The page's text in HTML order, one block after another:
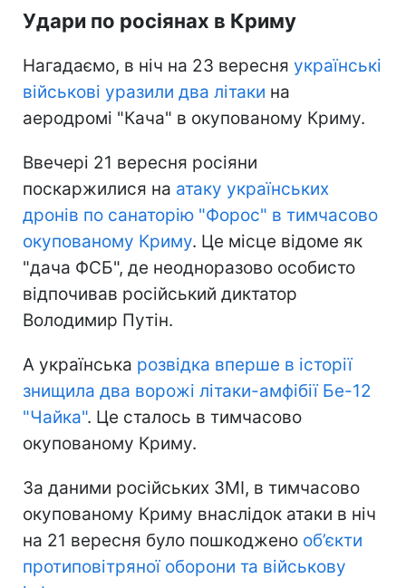
Удари по росіянах в Криму
Нагадаємо, в ніч на 23 вересня українські
військові уразили два літаки на
аеродромі "Кача" в окупованому Криму.
Ввечері 21 вересня росіяни
поскаржилися на атаку українських
дронів по санаторію "Форос" в тимчасово
окупованому Криму. Це місце відоме як
"дача ФСБ", де неодноразово особисто
відпочивав російський диктатор
Володимир Путін.
А українська розвідка вперше в історії
знищила два ворожі літаки-амфібії Бе-12
"Чайка". Це сталось в тимчасово
окупованому Криму.
За даними російських ЗМІ, в тимчасово
окупованому Криму внаслідок атаки в ніч
на 21 вересня було пошкоджено об’єкти
протиповітряної оборони та військову